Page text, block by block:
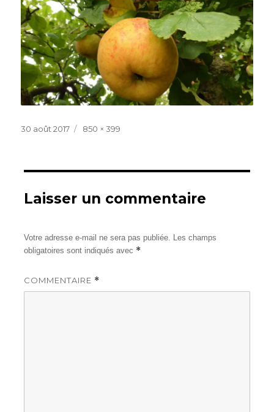
Publié
30 août 2017
Taille
850 × 399
Laisser un commentaire
Votre adresse e-mail ne sera pas publiée.
Les champs
obligatoires sont indiqués avec *
COMMENTAIRE *